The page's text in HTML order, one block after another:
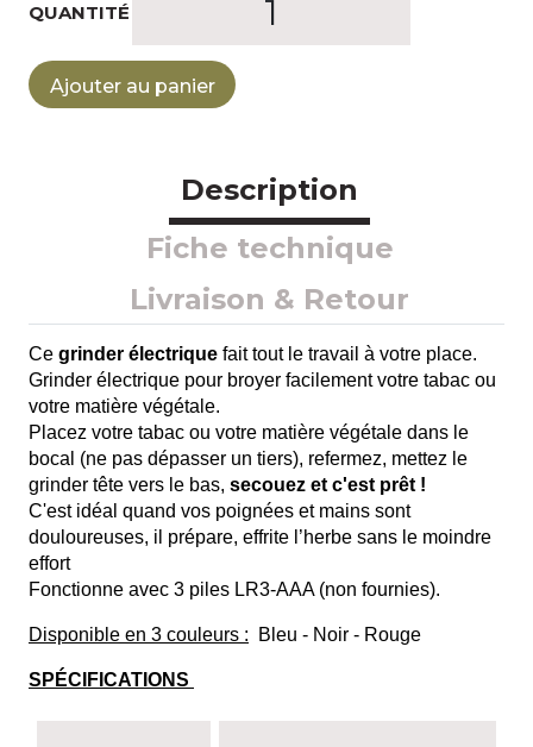
QUANTITÉ
Ajouter au panier
Description
Fiche technique
Livraison & Retour
Ce grinder électrique fait tout le travail à votre place.
Grinder électrique pour broyer facilement votre tabac ou
votre matière végétale.
Placez votre tabac ou votre matière végétale dans le
bocal (ne pas dépasser un tiers), refermez, mettez le
grinder tête vers le bas, secouez et c'est prêt !
C'est idéal quand vos poignées et mains sont
douloureuses, il prépare, effrite l’herbe sans le moindre
effort
Fonctionne avec 3 piles LR3-AAA (non fournies).
Disponible en 3 couleurs : Bleu - Noir - Rouge
SPÉCIFICATIONS